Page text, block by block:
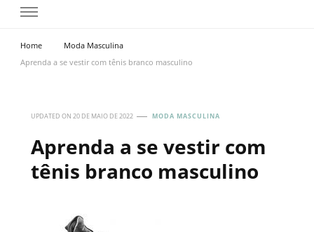
Home
Moda Masculina
Aprenda a se vestir com tênis branco masculino
UPDATED ON 20 DE MAIO DE 2022 MODA MASCULINA
Aprenda a se vestir com
tênis branco masculino